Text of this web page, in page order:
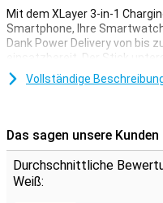
Mit dem XLayer 3-in-1
Smartphone, Ihre
Dank Power Delivery von bis
einsatzbereit. Der Stick
W für Smartwatches und
auch für Android geeignet. Sie
Verlängerungskabel und
Sie sofort loslegen können.
Einfach zur Hand
Vollständige
Das sagen unsere
Durchschnittliche
Weiß: